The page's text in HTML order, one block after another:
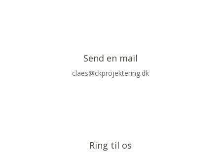
Send en mail
claes@ckprojektering.dk
Ring til os